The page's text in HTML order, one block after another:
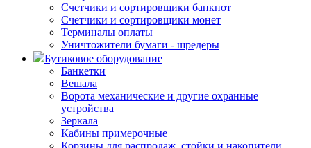
Счетчики и сортировщики банкнот
Счетчики и сортировщики монет
Терминалы оплаты
Уничтожители бумаги - шредеры
Бутиковое оборудование
Банкетки
Вешала
Ворота механические и другие охранные
устройства
Зеркала
Кабины примерочные
Корзины для распродаж, стойки и накопители